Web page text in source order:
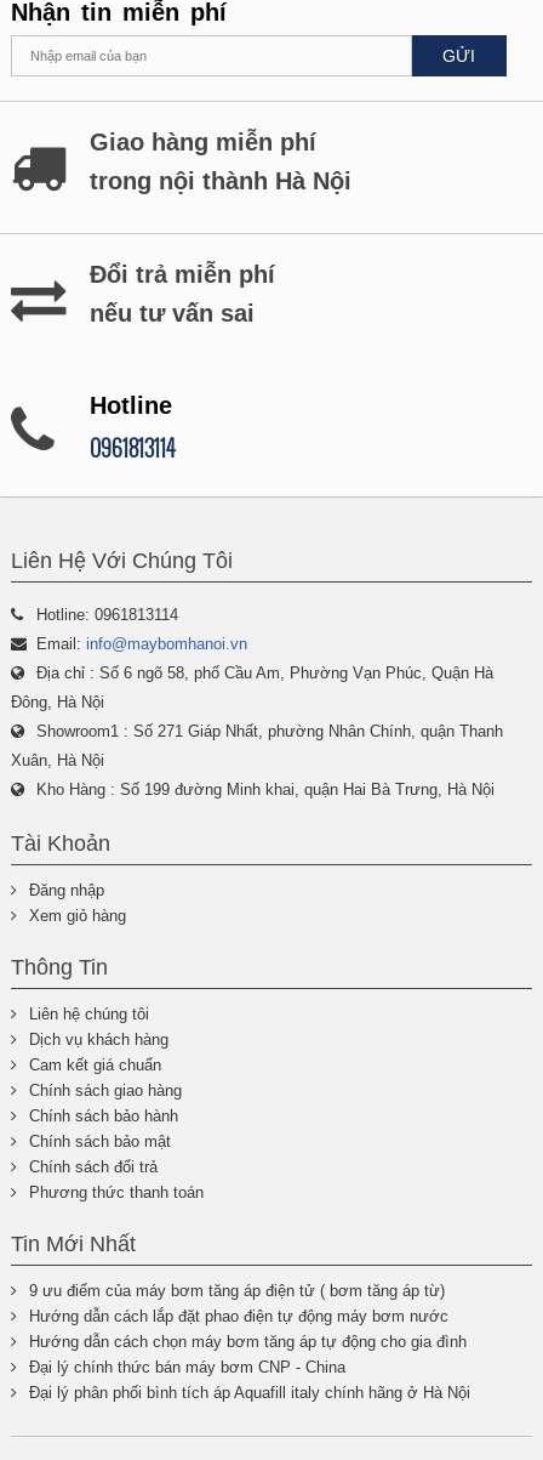
Nhận tin miễn phí
GỬI
Giao hàng miễn phí
trong nội thành Hà Nội
Đổi trả miễn phí
nếu tư vấn sai
Hotline
0961813114
Liên Hệ Với Chúng Tôi
Hotline: 0961813114
Email: info@maybomhanoi.vn
Địa chỉ : Số 6 ngõ 58, phố Cầu Am, Phường Vạn Phúc, Quận Hà
Đông, Hà Nội
Showroom1 : Số 271 Giáp Nhất, phường Nhân Chính, quận Thanh
Xuân, Hà Nội
Kho Hàng : Số 199 đường Minh khai, quận Hai Bà Trưng, Hà Nội
Tài Khoản
Đăng nhập
Xem giỏ hàng
Thông Tin
Liên hệ chúng tôi
Dịch vụ khách hàng
Cam kết giá chuẩn
Chính sách giao hàng
Chính sách bảo hành
Chính sách bảo mật
Chính sách đổi trả
Phương thức thanh toán
Tin Mới Nhất
9 ưu điểm của máy bơm tăng áp điện tử ( bơm tăng áp từ)
Hướng dẫn cách lắp đặt phao điện tự động máy bơm nước
Hướng dẫn cách chọn máy bơm tăng áp tự động cho gia đình
Đại lý chính thức bán máy bơm CNP - China
Đại lý phân phối bình tích áp Aquafill italy chính hãng ở Hà Nội